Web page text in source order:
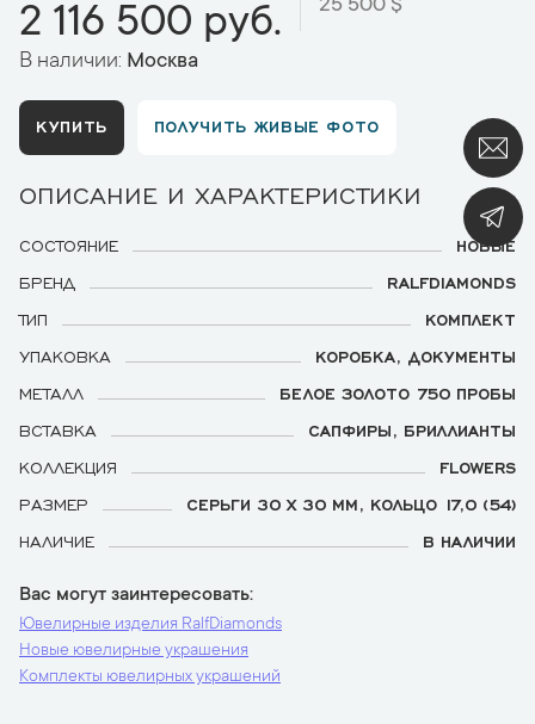
2 116 500 руб. 25 500 $
В наличии: Москва
КУПИТЬ ПОЛУЧИТЬ ЖИВЫЕ ФОТО
ОПИСАНИЕ И ХАРАКТЕРИСТИКИ
СОСТОЯНИЕ
НОВЫЕ
БРЕНД
RALFDIAMONDS
ТИП
КОМПЛЕКТ
УПАКОВКА
КОРОБКА, ДОКУМЕНТЫ
МЕТАЛЛ
БЕЛОЕ ЗОЛОТО 750 ПРОБЫ
ВСТАВКА
САПФИРЫ, БРИЛЛИАНТЫ
КОЛЛЕКЦИЯ
FLOWERS
РАЗМЕР
СЕРЬГИ 30 Х 30 ММ, КОЛЬЦО 17,0 (54)
НАЛИЧИЕ
В НАЛИЧИИ
Вас могут заинтересовать
Ювелирные изделия RalfDiamonds
Новые ювелирные украшения
Комплекты ювелирных украшений